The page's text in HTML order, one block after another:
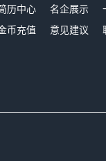
历中心 名企展示
币充值 意见建议